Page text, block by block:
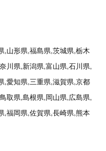
,山形県,福島県,茨城県,栃木
川県,新潟県,富山県,石川県,
,愛知県,三重県,滋賀県,京都
取県,島根県,岡山県,広島県,
,福岡県,佐賀県,長崎県,熊本